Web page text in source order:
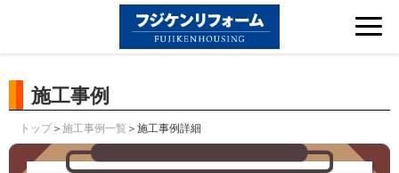
施工事例
トップ ＞ 施工事例一覧 ＞施工事例詳細